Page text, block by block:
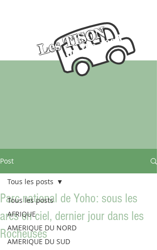
on the road
Les TISON
Post
Tous les posts
AFRIQUE
AMERIQUE DU NORD
AMERIQUE DU SUD
Tous les posts
Parc national de Yoho: sous les
arcs en ciel, dernier jour dans les
Rocheuses